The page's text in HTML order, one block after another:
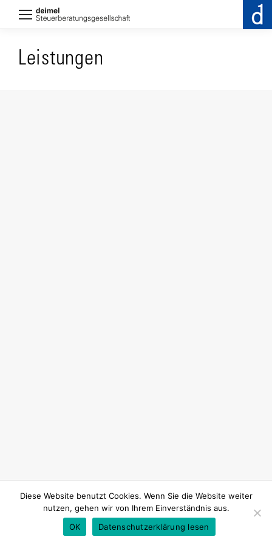
Leistungen
Diese Website benutzt Cookies. Wenn Sie die Website weiter
nutzen, gehen wir von Ihrem Einverständnis aus.
OK
Datenschutzerklärung lesen